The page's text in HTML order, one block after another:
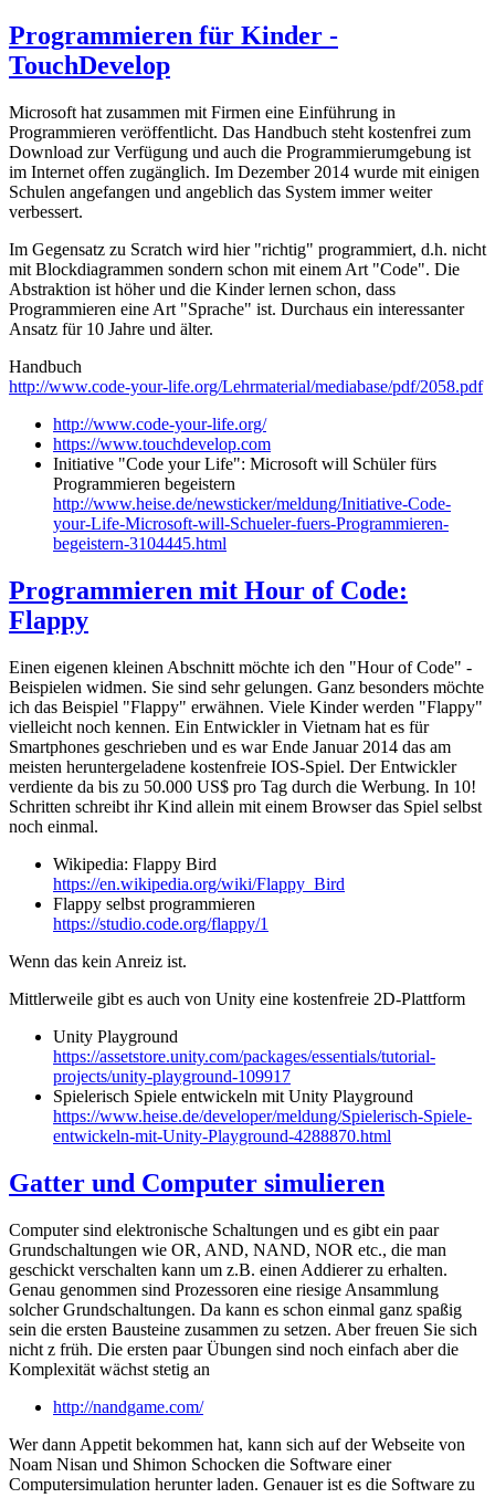
Programmieren für Kinder -
TouchDevelop
Microsoft hat zusammen mit Firmen eine Einführung in
Programmieren veröffentlicht. Das Handbuch steht kostenfrei zum
Download zur Verfügung und auch die Programmierumgebung ist
im Internet offen zugänglich. Im Dezember 2014 wurde mit einigen
Schulen angefangen und angeblich das System immer weiter
verbessert.
Im Gegensatz zu Scratch wird hier "richtig" programmiert, d.h. nicht
mit Blockdiagrammen sondern schon mit einem Art "Code". Die
Abstraktion ist höher und die Kinder lernen schon, dass
Programmieren eine Art "Sprache" ist. Durchaus ein interessanter
Ansatz für 10 Jahre und älter.
Handbuch
http://www.code-your-life.org/Lehrmaterial/mediabase/pdf/2058.pdf
http://www.code-your-life.org/
https://www.touchdevelop.com
Initiative "Code your Life": Microsoft will Schüler fürs
Programmieren begeistern
http://www.heise.de/newsticker/meldung/Initiative-Code-
your-Life-Microsoft-will-Schueler-fuers-Programmieren-
begeistern-3104445.html
Programmieren mit Hour of Code:
Flappy
Einen eigenen kleinen Abschnitt möchte ich den "Hour of Code" -
Beispielen widmen. Sie sind sehr gelungen. Ganz besonders möchte
ich das Beispiel "Flappy" erwähnen. Viele Kinder werden "Flappy"
vielleicht noch kennen. Ein Entwickler in Vietnam hat es für
Smartphones geschrieben und es war Ende Januar 2014 das am
meisten heruntergeladene kostenfreie IOS-Spiel. Der Entwickler
verdiente da bis zu 50.000 US$ pro Tag durch die Werbung. In 10!
Schritten schreibt ihr Kind allein mit einem Browser das Spiel selbst
noch einmal.
Wikipedia: Flappy Bird
https://en.wikipedia.org/wiki/Flappy_Bird
Flappy selbst programmieren
https://studio.code.org/flappy/1
Wenn das kein Anreiz ist.
Mittlerweile gibt es auch von Unity eine kostenfreie 2D-Plattform
Unity Playground
https://assetstore.unity.com/packages/essentials/tutorial-
projects/unity-playground-109917
Spielerisch Spiele entwickeln mit Unity Playground
https://www.heise.de/developer/meldung/Spielerisch-Spiele-
entwickeln-mit-Unity-Playground-4288870.html
Gatter und Computer simulieren
Computer sind elektronische Schaltungen und es gibt ein paar
Grundschaltungen wie OR, AND, NAND, NOR etc., die man
geschickt verschalten kann um z.B. einen Addierer zu erhalten.
Genau genommen sind Prozessoren eine riesige Ansammlung
solcher Grundschaltungen. Da kann es schon einmal ganz spaßig
sein die ersten Bausteine zusammen zu setzen. Aber freuen Sie sich
nicht z früh. Die ersten paar Übungen sind noch einfach aber die
Komplexität wächst stetig an
http://nandgame.com/
Wer dann Appetit bekommen hat, kann sich auf der Webseite von
Noam Nisan und Shimon Schocken die Software einer
Computersimulation herunter laden. Genauer ist es die Software zu